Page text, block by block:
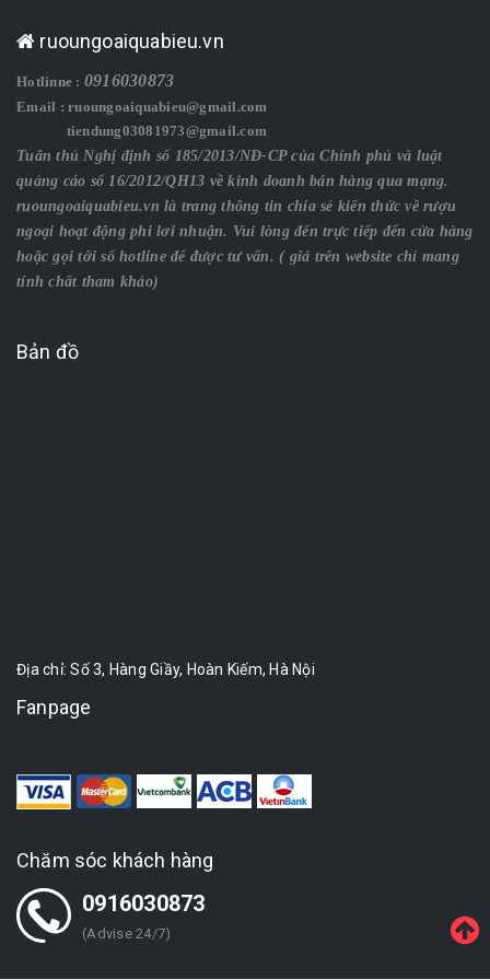
ruoungoaiquabieu.vn
Hotlinne : 0916030873
Email : ruoungoaiquabieu@gmail.com
tiendung03081973@gmail.com
Tuân thủ Nghị định số 185/2013/NĐ-CP của Chính phủ và luật
quảng cáo số 16/2012/QH13 về kinh doanh bán hàng qua mạng.
ruoungoaiquabieu.vn là trang thông tin chia sẻ kiến thức về rượu
ngoại hoạt động phi lơi nhuận. Vui lòng đến trực tiếp đến cửa hàng
hoặc gọi tới số hotline để được tư vấn. ( giá trên website chỉ mang
tính chất tham khảo)
Bản đồ
Địa chỉ: Số 3, Hàng Giầy, Hoàn Kiếm, Hà Nội
Fanpage
Chăm sóc khách hàng
0916030873
(Advise 24/7)